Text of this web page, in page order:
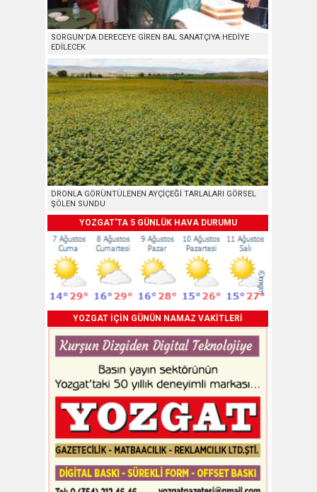
SORGUN’DA DERECEYE GİREN BAL SANATÇIYA HEDİYE
EDİLECEK
DRONLA GÖRÜNTÜLENEN AYÇİÇEĞİ TARLALARI GÖRSEL
ŞÖLEN SUNDU
YOZGAT'TA 5 GÜNLÜK HAVA DURUMU
YOZGAT İÇİN GÜNÜN NAMAZ VAKİTLERİ